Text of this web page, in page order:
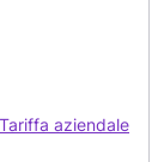
Tariffa aziendale